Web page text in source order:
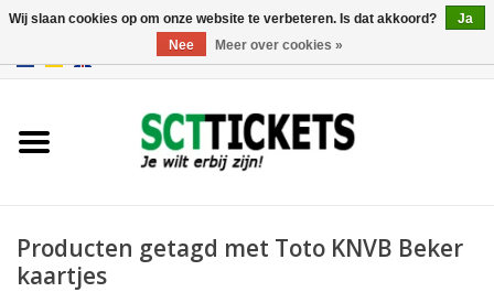
Producten getagd met Toto KNVB Beker
kaartjes
Wij slaan cookies op om onze website te verbeteren. Is dat akkoord?
Ja
Nee
Meer over cookies »